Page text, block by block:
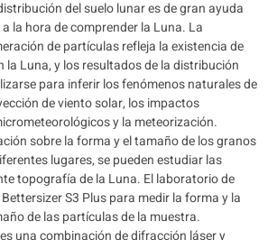
del suelo lunar es de gran ayuda
la hora de comprender la Luna. La
de partículas refleja la existencia de
la Luna, y los resultados de la distribución
para inferir los fenómenos naturales de
de viento solar, los impactos
y la meteorización.
sobre la forma y el tamaño de los granos
lugares, se pueden estudiar las
topografía de la Luna. El laboratorio de
S3 Plus para medir la forma y la
de las partículas de la muestra.
una combinación de difracción láser y